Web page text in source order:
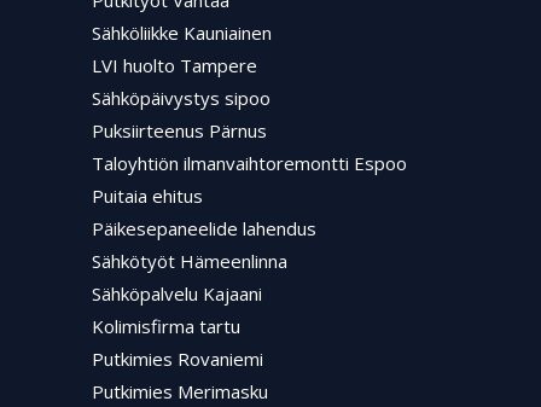
Sähköliikke Kauniainen
LVI huolto Tampere
Sähköpäivystys sipoo
Puksiirteenus Pärnus
Taloyhtiön ilmanvaihtoremontti Espoo
Puitaia ehitus
Päikesepaneelide lahendus
Sähkötyöt Hämeenlinna
Sähköpalvelu Kajaani
Kolimisfirma tartu
Putkimies Rovaniemi
Putkimies Merimasku